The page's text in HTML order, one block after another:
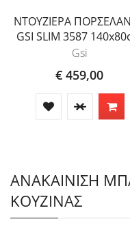
ΝΤΟΥΖΙΕΡΑ
GSI SLIM 3587
Gsi
€ 459,00
ΑΝΑΚΑΙΝΙΣΗ
ΚΟΥΖΙΝΑΣ